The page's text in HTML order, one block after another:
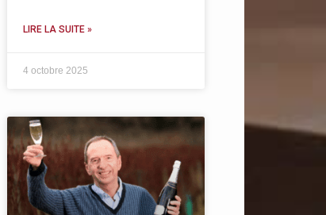
LIRE LA SUITE »
4 octobre 2025